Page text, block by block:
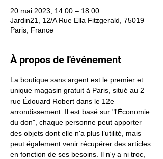
20 mai 2023, 14:00 – 18:00
Jardin21, 12/A Rue Ella Fitzgerald, 75019
Paris, France
À propos de l'événement
La boutique sans argent est le premier et
unique magasin gratuit à Paris, situé au 2
rue Édouard Robert dans le 12e
arrondissement. Il est basé sur "l'Économie
du don", chaque personne peut apporter
des objets dont elle n'a plus l’utilité, mais
peut également venir récupérer des articles
en fonction de ses besoins. Il n'y a ni troc,